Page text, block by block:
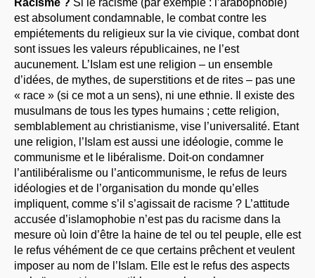
est absolument condamnable, le combat contre les
empiétements du religieux sur la vie civique, combat dont
sont issues les valeurs républicaines, ne l’est
aucunement. L’Islam est une religion – un ensemble
d’idées, de mythes, de superstitions et de rites – pas une
« race » (si ce mot a un sens), ni une ethnie. Il existe des
musulmans de tous les types humains ; cette religion,
semblablement au christianisme, vise l’universalité. Etant
une religion, l’Islam est aussi une idéologie, comme le
communisme et le libéralisme. Doit-on condamner
l’antilibéralisme ou l’anticommunisme, le refus de leurs
idéologies et de l’organisation du monde qu’elles
impliquent, comme s’il s’agissait de racisme ? L’attitude
accusée d’islamophobie n’est pas du racisme dans la
mesure où loin d’être la haine de tel ou tel peuple, elle est
le refus véhément de ce que certains prêchent et veulent
imposer au nom de l’Islam. Elle est le refus des aspects